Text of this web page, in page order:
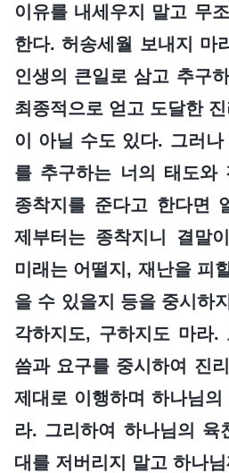
이유를 내세우지 말고 무
한다. 허송세월 보내지 마
인생의 큰일로 삼고 추구
최종적으로 얻고 도달한
이 아닐 수도 있다. 그러
를 추구하는 너의 태도와
종착지를 준다고 한다면
제부터는 종착지니 결말
미래는 어떨지, 재난을 피
을 수 있을지 등을 중시하
각하지도, 구하지도 마라.
씀과 요구를 중시하여 진
제대로 이행하며 하나님
라. 그리하여 하나님의 육
대를 저버리지 말고 하나